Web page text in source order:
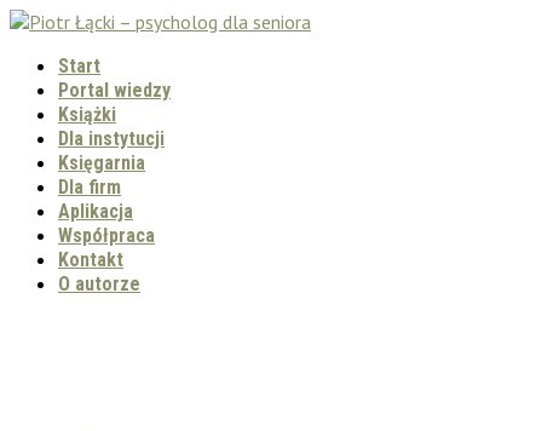
Start
Portal wiedzy
Książki
Dla instytucji
Księgarnia
Dla firm
Aplikacja
Współpraca
Kontakt
O autorze